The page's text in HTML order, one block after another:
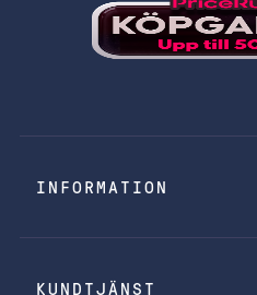
INFORMATION
KUNDTJÄNST